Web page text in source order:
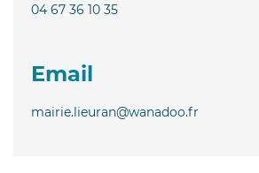
04 67 36 10 35
Email
mairie.lieuran@wanadoo.fr